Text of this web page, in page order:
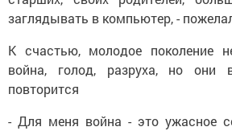
заглядывать в компьютер, -
К счастью, молодое поколение
война, голод, разруха, но они
повторится
- Для меня война - это ужасное